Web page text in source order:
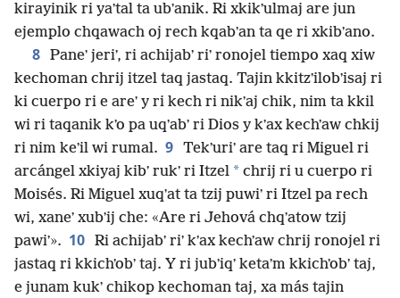
kirayinik ri yaʼtal ta ubʼanik. Ri xkikʼulmaj are jun
ejemplo chqawach oj rech kqabʼan ta qe ri xkibʼano.
8 Paneʼ jeriʼ, ri achijabʼ riʼ ronojel tiempo xaq xiw
kechoman chrij itzel taq jastaq. Tajin kkitzʼilobʼisaj ri
ki cuerpo ri e areʼ y ri kech ri nikʼaj chik, nim ta kkil
wi ri taqanik kʼo pa uqʼabʼ ri Dios y kʼax kechʼaw chkij
ri nim keʼil wi rumal. 9 Tekʼuriʼ are taq ri Miguel ri
arcángel xkiyaj kibʼ rukʼ ri Itzel * chrij ri u cuerpo ri
Moisés. Ri Miguel xuqʼat ta tzij puwiʼ ri Itzel pa rech
wi, xaneʼ xubʼij che: «Are ri Jehová chqʼatow tzij
pawiʼ». 10 Ri achijabʼ riʼ kʼax kechʼaw chrij ronojel ri
jastaq ri kkichʼobʼ taj. Y ri jubʼiqʼ ketaʼm kkichʼobʼ taj,
e junam kukʼ chikop kechoman taj, xa más tajin